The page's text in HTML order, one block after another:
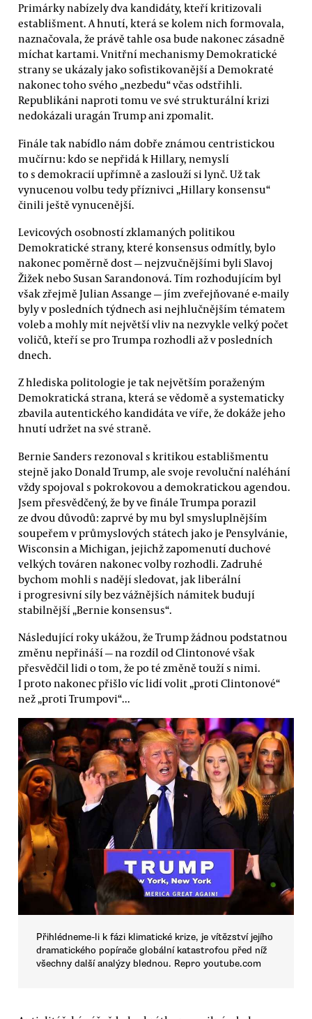
Primárky nabízely dva kandidáty, kteří kritizovali
establišment. A hnutí, která se kolem nich formovala,
naznačovala, že právě tahle osa bude nakonec zásadně
míchat kartami. Vnitřní mechanismy Demokratické
strany se ukázaly jako sofistikovanější a Demokraté
nakonec toho svého „nezbedu“ včas odstřihli.
Republikáni naproti tomu ve své strukturální krizi
nedokázali uragán Trump ani zpomalit.
Finále tak nabídlo nám dobře známou centristickou
mučírnu: kdo se nepřidá k Hillary, nemyslí
to s demokracií upřímně a zaslouží si lynč. Už tak
vynucenou volbu tedy příznivci „Hillary konsensu“
činili ještě vynucenější.
Levicových osobností zklamaných politikou
Demokratické strany, které konsensus odmítly, bylo
nakonec poměrně dost — nejzvučnějšími byli Slavoj
Žižek nebo Susan Sarandonová. Tím rozhodujícím byl
však zřejmě Julian Assange — jím zveřejňované e-maily
byly v posledních týdnech asi nejhlučnějším tématem
voleb a mohly mít největší vliv na nezvykle velký počet
voličů, kteří se pro Trumpa rozhodli až v posledních
dnech.
Z hlediska politologie je tak největším poraženým
Demokratická strana, která se vědomě a systematicky
zbavila autentického kandidáta ve víře, že dokáže jeho
hnutí udržet na své straně.
Bernie Sanders rezonoval s kritikou establišmentu
stejně jako Donald Trump, ale svoje revoluční naléhání
vždy spojoval s pokrokovou a demokratickou agendou.
Jsem přesvědčený, že by ve finále Trumpa porazil
ze dvou důvodů: zaprvé by mu byl smysluplnějším
soupeřem v průmyslových státech jako je Pensylvánie,
Wisconsin a Michigan, jejichž zapomenutí duchové
velkých továren nakonec volby rozhodli. Zadruhé
bychom mohli s nadějí sledovat, jak liberální
i progresivní síly bez vážnějších námitek budují
stabilnější „Bernie konsensus“.
Následující roky ukážou, že Trump žádnou podstatnou
změnu nepřináší — na rozdíl od Clintonové však
přesvědčil lidi o tom, že po té změně touží s nimi.
I proto nakonec přišlo víc lidí volit „proti Clintonové“
než „proti Trumpovi“...
Přihlédneme-li k fázi klimatické krize, je vítězství jejího
dramatického popírače globální katastrofou před níž
všechny další analýzy blednou. Repro youtube.com